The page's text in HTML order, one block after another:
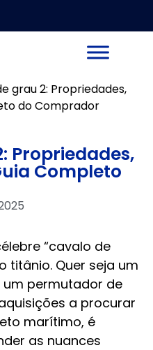
grau 2: Propriedades,
do Comprador
Propriedades,
Completo
“cavalo de
titânio. Quer seja um
um permutador de
a procurar
marítimo, é
as nuances